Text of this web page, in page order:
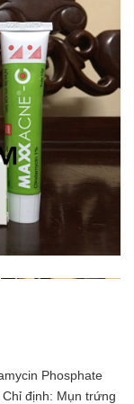
Phosphate
định: Mụn trứng